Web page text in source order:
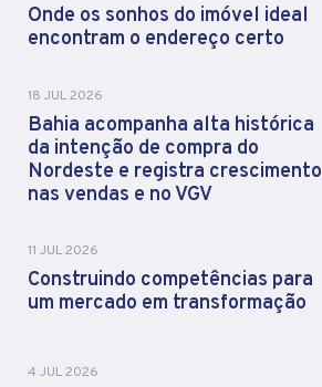
Onde os sonhos do imóvel ideal
encontram o endereço certo
18 JUL 2026
Bahia acompanha alta histórica
da intenção de compra do
Nordeste e registra crescimento
nas vendas e no VGV
11 JUL 2026
Construindo competências para
um mercado em transformação
4 JUL 2026